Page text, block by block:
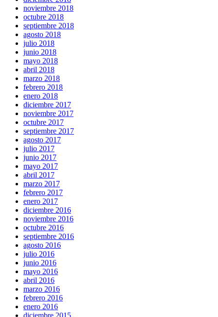
noviembre 2018
octubre 2018
septiembre 2018
agosto 2018
julio 2018
junio 2018
mayo 2018
abril 2018
marzo 2018
febrero 2018
enero 2018
diciembre 2017
noviembre 2017
octubre 2017
septiembre 2017
agosto 2017
julio 2017
junio 2017
mayo 2017
abril 2017
marzo 2017
febrero 2017
enero 2017
diciembre 2016
noviembre 2016
octubre 2016
septiembre 2016
agosto 2016
julio 2016
junio 2016
mayo 2016
abril 2016
marzo 2016
febrero 2016
enero 2016
diciembre 2015